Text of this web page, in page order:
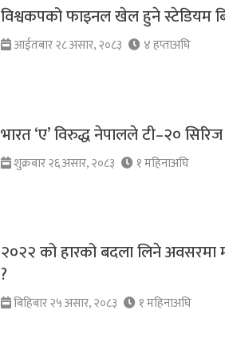
विश्वकपको फाइनल खेल हुने स्टेडियम
आईतबार २८ असार, २०८३ ४ हप्ताअघि
भारत ‘ए’ विरुद्ध नेपालले टी–२०
शुक्रबार २६ असार, २०८३ १ महिनाअघि
२०२२ को हारको बदला लिने अवसरमा
?
बिहिबार २५ असार, २०८३ १ महिनाअघि